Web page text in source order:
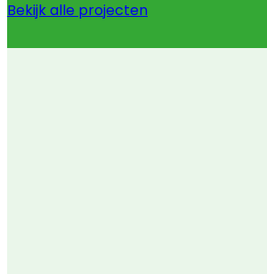
Bekijk alle projecten